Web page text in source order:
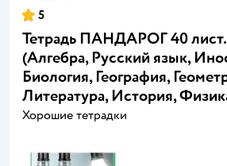
5
Тетрадь ПАНДАРОГ 40 лист.
(Алгебра, Русский язык,
Биология, География,
Литература, История,
Хорошие тетрадки